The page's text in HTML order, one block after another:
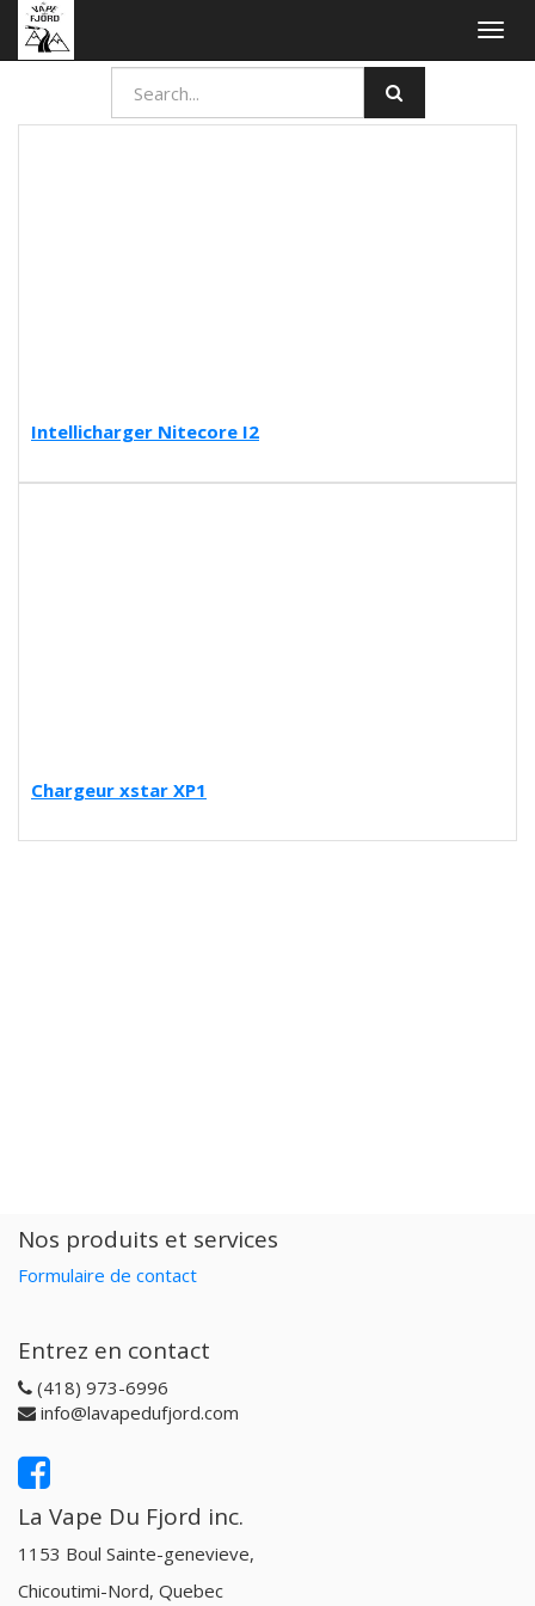
Intellicharger Nitecore I2
Chargeur xstar XP1
Nos produits et services
Formulaire de contact
Entrez en contact
(418) 973-6996
info@lavapedufjord.com
La Vape Du Fjord inc.
1153 Boul Sainte-genevieve,
Chicoutimi-Nord, Quebec